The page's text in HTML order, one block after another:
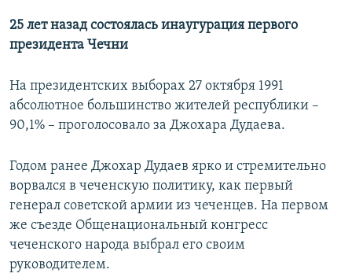
Все сайты РСЕ/РС
25 лет назад состоялась инаугурация первого
президента Чечни
На президентских выборах 27 октября 1991
абсолютное большинство жителей республики –
90,1% – проголосовало за Джохара Дудаева.
Годом ранее Джохар Дудаев ярко и стремительно
ворвался в чеченскую политику, как первый
генерал советской армии из чеченцев. На первом
же съезде Общенациональный конгресс
чеченского народа выбрал его своим
руководителем.